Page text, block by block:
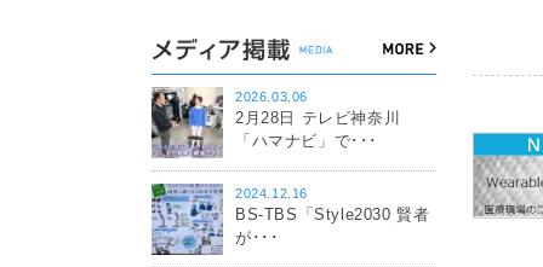
2026.03.06
2月28日 テレビ神奈川
「ハマナビ」で･･･
2024.12.16
BS-TBS「Style2030 賢者
が･･･